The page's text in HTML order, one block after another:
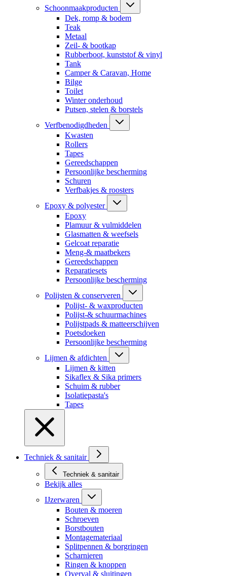
Schoonmaakproducten
Dek, romp & bodem
Teak
Metaal
Zeil- & bootkap
Rubberboot, kunststof & vinyl
Tank
Camper & Caravan, Home
Bilge
Toilet
Winter onderhoud
Putsen, stelen & borstels
Verfbenodigdheden
Kwasten
Rollers
Tapes
Gereedschappen
Persoonlijke bescherming
Schuren
Verfbakjes & roosters
Epoxy & polyester
Epoxy
Plamuur & vulmiddelen
Glasmatten & weefsels
Gelcoat reparatie
Meng-& maatbekers
Gereedschappen
Reparatiesets
Persoonlijke bescherming
Polijsten & conserveren
Polijst- & waxproducten
Polijst-& schuurmachines
Polijstpads & matteerschijven
Poetsdoeken
Persoonlijke bescherming
Lijmen & afdichten
Lijmen & kitten
Sikaflex & Sika primers
Schuim & rubber
Isolatiepasta's
Tapes
Techniek & sanitair
Techniek & sanitair
Bekijk alles
IJzerwaren
Bouten & moeren
Schroeven
Borstbouten
Montagemateriaal
Splitpennen & borgringen
Scharnieren
Ringen & knoppen
Overval & sluitingen